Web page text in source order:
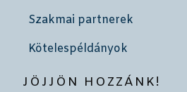
Szakmai partnerek
Kötelespéldányok
JÖJJÖN HOZZÁNK!